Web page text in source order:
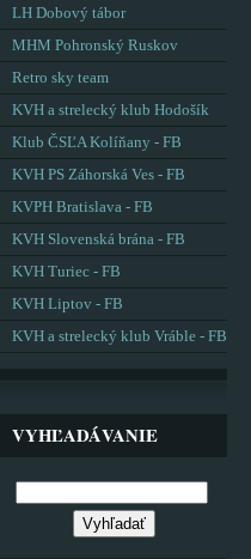
LH Dobový tábor
MHM Pohronský Ruskov
Retro sky team
KVH a strelecký klub Hodošík
Klub ČSĽA Kolíňany - FB
KVH PS Záhorská Ves - FB
KVPH Bratislava - FB
KVH Slovenská brána - FB
KVH Turiec - FB
KVH Liptov - FB
KVH a strelecký klub Vráble - FB
VYHĽADÁVANIE